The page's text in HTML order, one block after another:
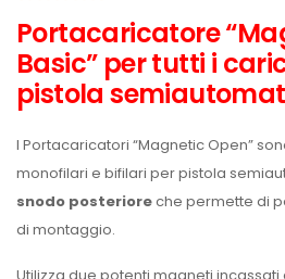
Portacaricatore
Basic” per tutti i
pistola
I Portacaricatori “Magnetic Open”
monofilari e bifilari per pistola
snodo posterioreche permette di
di montaggio.